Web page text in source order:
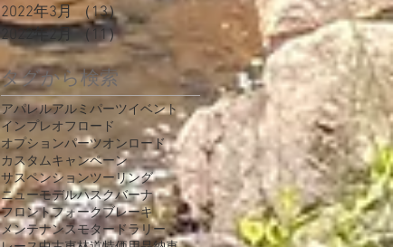
2022年3月 （13）13件の記事
2022年2月
（11）11件の記事
タグから検索
アパレルアルミパーツイベント
インプレオフロード
オプションパーツオンロード
カスタムキャンペーン
サスペンションツーリング
ニューモデルハスクバーナ
フロントフォークブレーキ
メンテナンスモタードラリー